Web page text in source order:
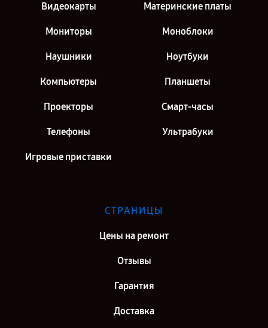
Видеокарты Материнские платы
Мониторы Моноблоки
Наушники Ноутбуки
Компьютеры Планшеты
Проекторы Смарт-часы
Телефоны Ультрабуки
Игровые приставки
СТРАНИЦЫ
Цены на ремонт
Отзывы
Гарантия
Доставка